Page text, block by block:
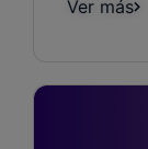
Ver más